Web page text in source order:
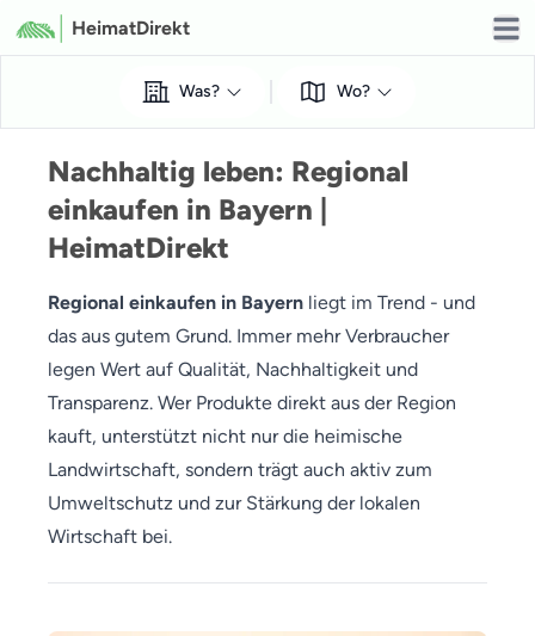
HeimatDirekt
Was? Wo?
Nachhaltig leben: Regional
einkaufen in Bayern |
HeimatDirekt
Regional einkaufen in Bayern liegt im Trend - und
das aus gutem Grund. Immer mehr Verbraucher
legen Wert auf Qualität, Nachhaltigkeit und
Transparenz. Wer Produkte direkt aus der Region
kauft, unterstützt nicht nur die heimische
Landwirtschaft, sondern trägt auch aktiv zum
Umweltschutz und zur Stärkung der lokalen
Wirtschaft bei.